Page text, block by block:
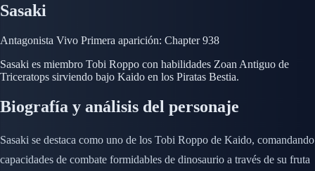
Sasaki
Antagonista Vivo Primera aparición: Chapter 938
Sasaki es miembro Tobi Roppo con habilidades Zoan Antiguo de
Triceratops sirviendo bajo Kaido en los Piratas Bestia.
Biografía y análisis del personaje
Sasaki se destaca como uno de los Tobi Roppo de Kaido, comandando
capacidades de combate formidables de dinosaurio a través de su fruta